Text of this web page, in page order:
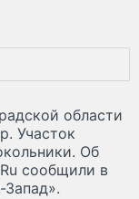
области
Участок
Об
сообщили в